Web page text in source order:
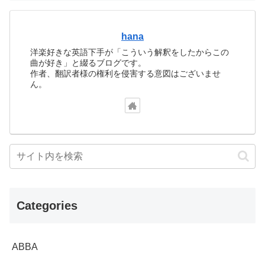
hana
洋楽好きな英語下手が「こういう解釈をしたからこの
曲が好き」と綴るブログです。
作者、翻訳者様の権利を侵害する意図はございませ
ん。
Categories
ABBA